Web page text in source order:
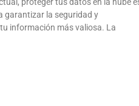
garantizar la seguridad y
información más valiosa. La